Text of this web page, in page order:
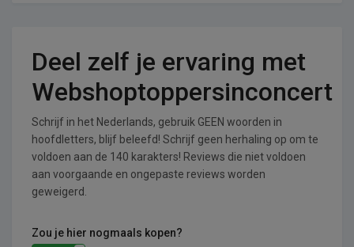
Deel zelf je ervaring met
Webshoptoppersinconcert
Schrijf in het Nederlands, gebruik GEEN woorden in
hoofdletters, blijf beleefd! Schrijf geen herhaling op om te
voldoen aan de 140 karakters! Reviews die niet voldoen
aan voorgaande en ongepaste reviews worden
geweigerd.
Zou je hier nogmaals kopen?